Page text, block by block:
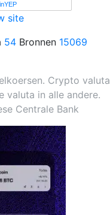
site
54Bronnen 15069
Crypto valuta
valuta in alle andere.
Centrale Bank